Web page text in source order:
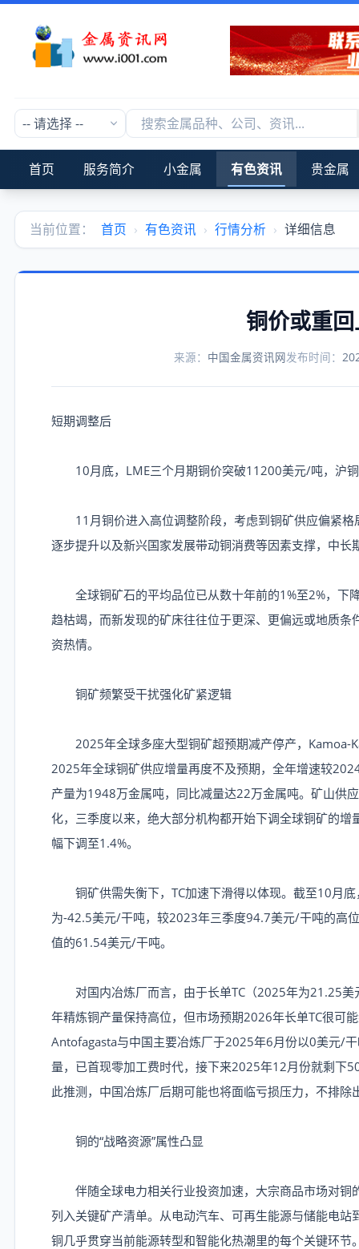
首页 服务简介 小金属 有色资讯 贵金属
当前位置： 首页 › 有色资讯 › 行情分析 › 详细信息
铜价或重
来源： 中国金属资讯网发布时间：
短期调整后
10月底，LME三个月期铜价突破11200美元/吨，沪
11月铜价进入高位调整阶段，考虑到铜矿供应偏紧格
逐步提升以及新兴国家发展带动铜消费等因素支撑，中长
全球铜矿石的平均品位已从数十年前的1%至2%，下
趋枯竭，而新发现的矿床往往位于更深、更偏远或地质
资热情。
铜矿频繁受干扰强化矿紧逻辑
2025年全球多座大型铜矿超预期减产停产，Kamoa-
2025年全球铜矿供应增量再度不及预期，全年增速较
产量为1948万金属吨，同比减量达22万金属吨。矿山供
化，三季度以来，绝大部分机构都开始下调全球铜矿的
幅下调至1.4%。
铜矿供需失衡下，TC加速下滑得以体现。截至10月底
为-42.5美元/干吨，较2023年三季度94.7美元/干吨的高
值的61.54美元/干吨。
对国内冶炼厂而言，由于长单TC（2025年为21.25美
年精炼铜产量保持高位，但市场预期2026年长单TC很可
Antofagasta与中国主要冶炼厂于2025年6月份以0美元/
量，已首现零加工费时代，接下来2025年12月份就剩下
此推测，中国冶炼厂后期可能也将面临亏损压力，不排除
铜的“战略资源”属性凸显
伴随全球电力相关行业投资加速，大宗商品市场对铜
列入关键矿产清单。从电动汽车、可再生能源与储能电
铜几乎贯穿当前能源转型和智能化热潮里的每个关键环